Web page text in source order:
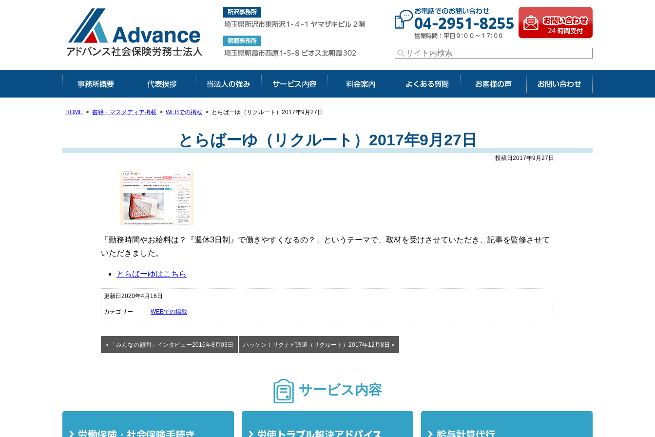
埼玉の社会保険労務士【アドバンス社会保険労務士法人】
埼玉県所沢市東所沢1-4-1 ヤマザキビル2階
HOME 書籍・マスメディア掲載 WEBでの掲載 とらばーゆ（リクルート）2017年9月27日
とらばーゆ（リクルート）2017年9月27日
投稿日2017年9月27日
「勤務時間やお給料は？『週休3日制』で働きやすくなるの？」というテーマで、取材を受けさせていただき、記事を監修させて
いただきました。
とらばーゆはこちら
更新日2020年4月16日
カテゴリー WEBでの掲載
« 「みんなの顧問」インタビュー2016年8月03日 ハッケン！リクナビ派遣（リクルート）2017年12月8日 »
サービス内容